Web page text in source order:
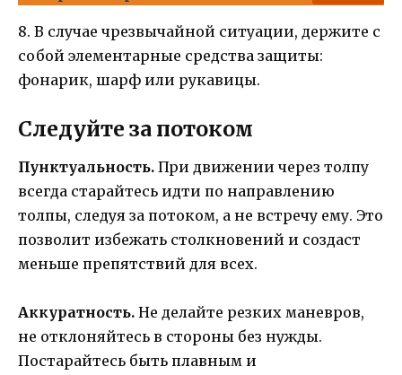
8. В случае чрезвычайной ситуации, держите с
собой элементарные средства защиты:
фонарик, шарф или рукавицы.
Следуйте за потоком
Пунктуальность. При движении через толпу
всегда старайтесь идти по направлению
толпы, следуя за потоком, а не встречу ему. Это
позволит избежать столкновений и создаст
меньше препятствий для всех.
Аккуратность. Не делайте резких маневров,
не отклоняйтесь в стороны без нужды.
Постарайтесь быть плавным и